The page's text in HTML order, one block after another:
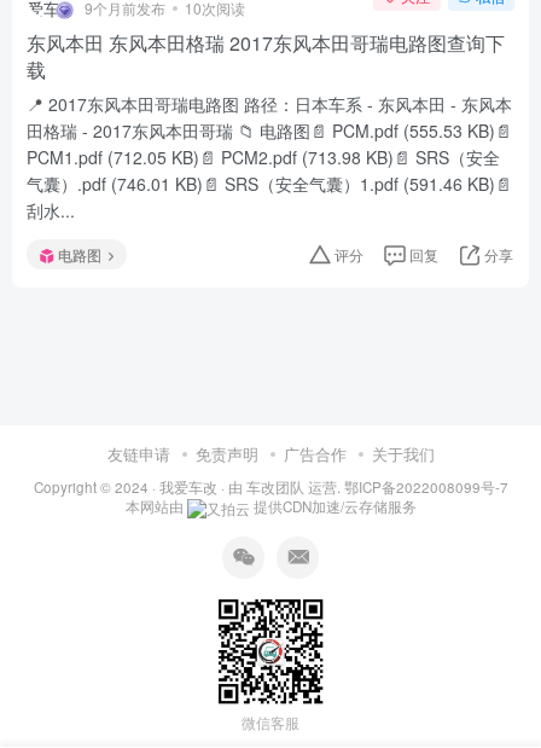
9个月前发布 10次阅读
东风本田 东风本田格瑞 2017东风本田哥瑞电路图查询下
载
📍 2017东风本田哥瑞电路图 路径：日本车系 - 东风本田 - 东风本
田格瑞 - 2017东风本田哥瑞 📁 电路图📄 PCM.pdf (555.53 KB)📄
PCM1.pdf (712.05 KB)📄 PCM2.pdf (713.98 KB)📄 SRS（安全
气囊）.pdf (746.01 KB)📄 SRS（安全气囊）1.pdf (591.46 KB)📄
刮水...
电路图 评分 回复 分享
友链申请 免责声明 广告合作 关于我们
Copyright © 2024 · 我爱车改 · 由 车改团队 运营. 鄂ICP备2022008099号-7
本网站由
提供CDN加速/云存储服务
微信客服